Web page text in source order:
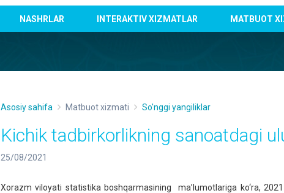
NASHRLAR INTERAKTIV XIZMATLAR MATBUOT
Asosiy sahifa Matbuot xizmati So'nggi yangiliklar
Kichik tadbirkorlikning sanoatdagi
25/08/2021
Xorazm viloyati statistika boshqarmasining ma’lumotlariga ko‘ra,